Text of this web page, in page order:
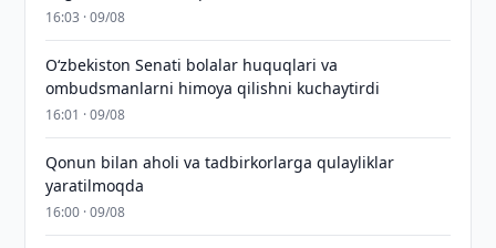
16:03 · 09/08
Oʻzbekiston Senati bolalar huquqlari va
ombudsmanlarni himoya qilishni kuchaytirdi
16:01 · 09/08
Qonun bilan aholi va tadbirkorlarga qulayliklar
yaratilmoqda
16:00 · 09/08